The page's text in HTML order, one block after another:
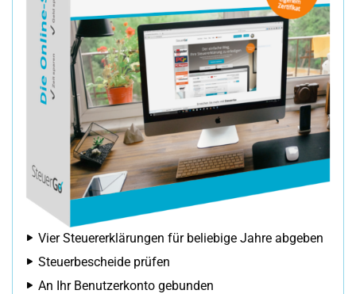
Vier Steuererklärungen für beliebige Jahre abgeben
Steuerbescheide prüfen
An Ihr Benutzerkonto gebunden